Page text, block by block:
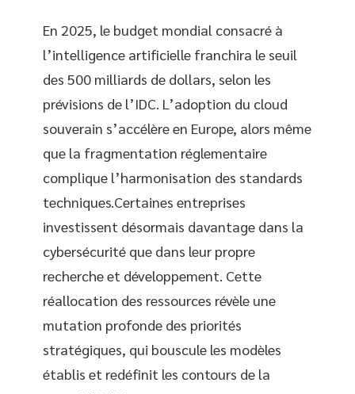
En 2025, le budget mondial consacré à
l’intelligence artificielle franchira le seuil
des 500 milliards de dollars, selon les
prévisions de l’IDC. L’adoption du cloud
souverain s’accélère en Europe, alors même
que la fragmentation réglementaire
complique l’harmonisation des standards
techniques.Certaines entreprises
investissent désormais davantage dans la
cybersécurité que dans leur propre
recherche et développement. Cette
réallocation des ressources révèle une
mutation profonde des priorités
stratégiques, qui bouscule les modèles
établis et redéfinit les contours de la